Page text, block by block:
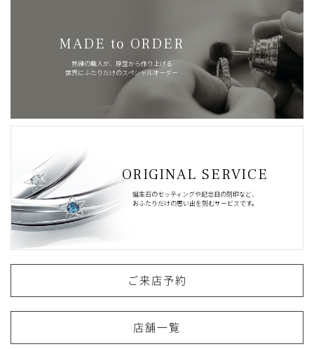
MADE to ORDER
熟練の職人が、原型から作り上げる
世界にふたりだけのスペシャルオーダー
ORIGINAL SERVICE
誕生石のセッティングや記念日の刻印など、
おふたりだけの思い出を刻むサービスです。
ご来店予約
店舗一覧